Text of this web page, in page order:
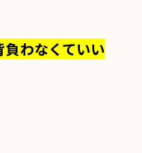
わなくていい